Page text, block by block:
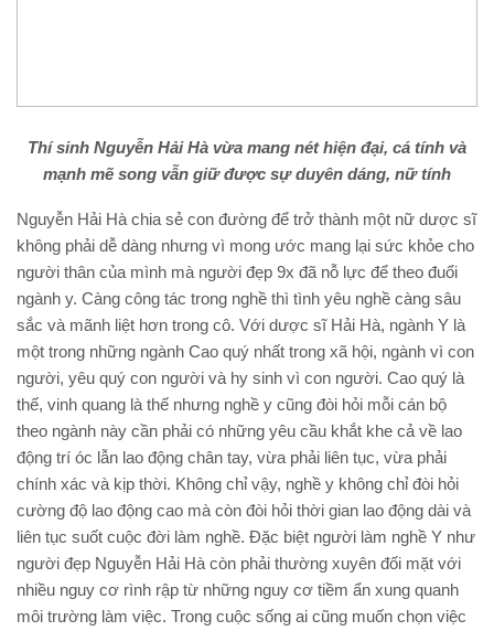
Thí sinh Nguyễn Hải Hà vừa mang nét hiện đại, cá tính và
mạnh mẽ song vẫn giữ được sự duyên dáng, nữ tính
Nguyễn Hải Hà chia sẻ con đường để trở thành một nữ dược sĩ
không phải dễ dàng nhưng vì mong ước mang lại sức khỏe cho
người thân của mình mà người đẹp 9x đã nỗ lực để theo đuổi
ngành y. Càng công tác trong nghề thì tình yêu nghề càng sâu
sắc và mãnh liệt hơn trong cô. Với dược sĩ Hải Hà, ngành Y là
một trong những ngành Cao quý nhất trong xã hội, ngành vì con
người, yêu quý con người và hy sinh vì con người. Cao quý là
thế, vinh quang là thế nhưng nghề y cũng đòi hỏi mỗi cán bộ
theo ngành này cần phải có những yêu cầu khắt khe cả về lao
động trí óc lẫn lao động chân tay, vừa phải liên tục, vừa phải
chính xác và kịp thời. Không chỉ vậy, nghề y không chỉ đòi hỏi
cường độ lao động cao mà còn đòi hỏi thời gian lao động dài và
liên tục suốt cuộc đời làm nghề. Đặc biệt người làm nghề Y như
người đẹp Nguyễn Hải Hà còn phải thường xuyên đối mặt với
nhiều nguy cơ rình rập từ những nguy cơ tiềm ẩn xung quanh
môi trường làm việc. Trong cuộc sống ai cũng muốn chọn việc